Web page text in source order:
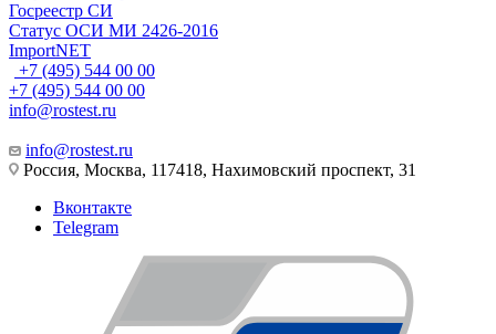
Госреестр СИ
Статус ОСИ МИ 2426-2016
ImportNET
+7 (495) 544 00 00
+7 (495) 544 00 00
info@rostest.ru
info@rostest.ru
Россия, Москва, 117418, Нахимовский проспект, 31
Вконтакте
Telegram